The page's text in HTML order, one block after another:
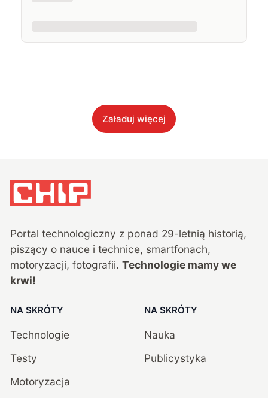
Załaduj więcej
Portal technologiczny z ponad 29-letnią historią,
piszący o nauce i technice, smartfonach,
motoryzacji, fotografii. Technologie mamy we
krwi!
NA SKRÓTY
Technologie
Testy
Motoryzacja
NA SKRÓTY
Nauka
Publicystyka